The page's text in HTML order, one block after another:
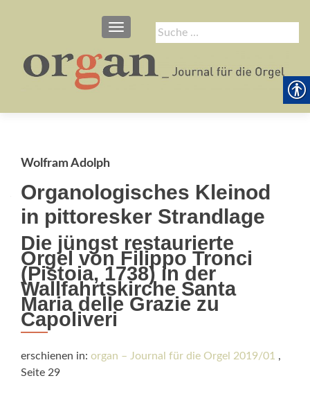
Suche
nach:
SCHALTE NAVIGATION
Wolfram Adolph
Organologisches Kleinod
in pittoresker Strandlage
Die jüngst restaurierte
Orgel von Filippo Tronci
(Pistoia, 1738) in der
Wallfahrtskirche Santa
Maria delle Grazie zu
Capoliveri
erschienen in: organ – Journal für die Orgel 2019/01 ,
Seite 29